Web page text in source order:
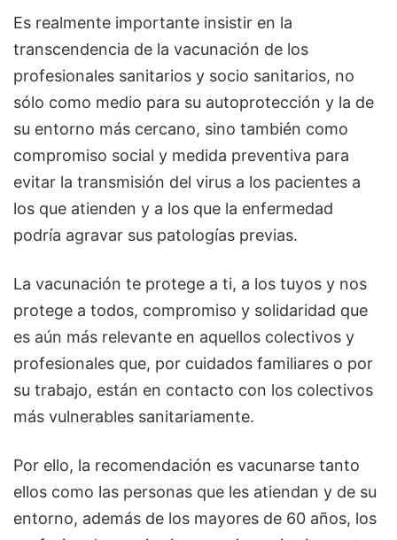
Es realmente importante insistir en la
transcendencia de la vacunación de los
profesionales sanitarios y socio sanitarios, no
sólo como medio para su autoprotección y la de
su entorno más cercano, sino también como
compromiso social y medida preventiva para
evitar la transmisión del virus a los pacientes a
los que atienden y a los que la enfermedad
podría agravar sus patologías previas.
La vacunación te protege a ti, a los tuyos y nos
protege a todos, compromiso y solidaridad que
es aún más relevante en aquellos colectivos y
profesionales que, por cuidados familiares o por
su trabajo, están en contacto con los colectivos
más vulnerables sanitariamente.
Por ello, la recomendación es vacunarse tanto
ellos como las personas que les atiendan y de su
entorno, además de los mayores de 60 años, los